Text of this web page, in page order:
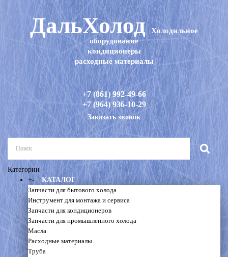
ДальХолодХолодильное
оборудование
кондиционеры
расходные материалы
+7 (861) 992-49-66
+7 (964) 936-10-29
Заказать звонок
Категории
+-
КАТАЛОГ
Запчасти для бытового холода
Инструмент для монтажа и сервиса
Запчасти для кондиционеров
Запчасти для промышленного холода
Масла
Расходные материалы
Труба